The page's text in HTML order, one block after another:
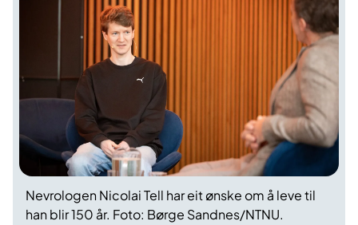
Nevrologen Nicolai Tell har eit ønske om å leve til
han blir 150 år. Foto: Børge Sandnes/NTNU.